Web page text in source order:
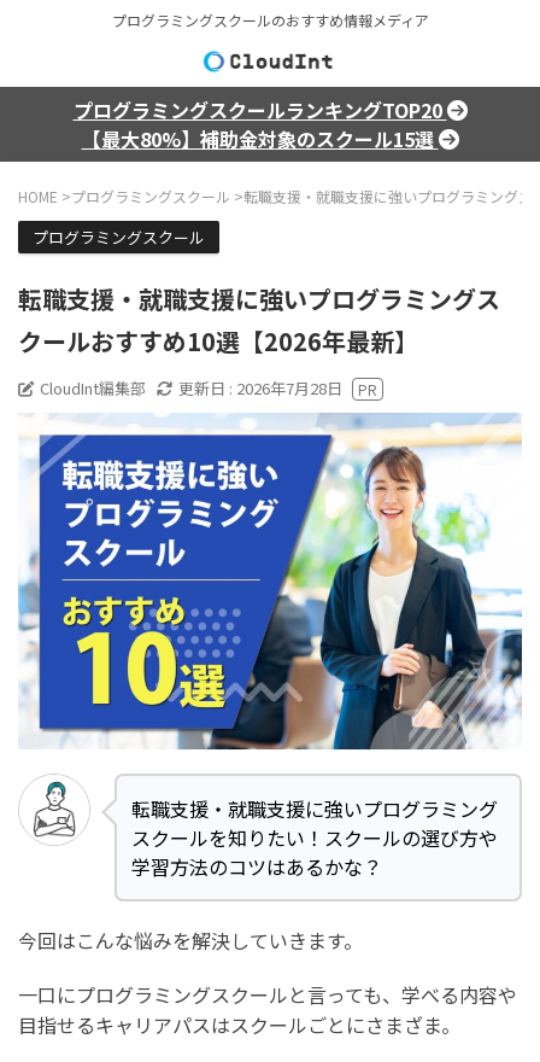
プログラミングスクールのおすすめ情報メディア
プログラミングスクールランキングTOP20
【最大80%】補助金対象のスクール15選
HOME >プログラミングスクール >転職支援・就職支援に強いプログラミング
プログラミングスクール
転職支援・就職支援に強いプログラミングス
クールおすすめ10選【2026年最新】
CloudInt編集部 更新日 : 2026年7月28日
転職支援・就職支援に強いプログラミング
スクールを知りたい！スクールの選び方や
学習方法のコツはあるかな？
今回はこんな悩みを解決していきます。
一口にプログラミングスクールと言っても、学べる内容や
目指せるキャリアパスはスクールごとにさまざま。